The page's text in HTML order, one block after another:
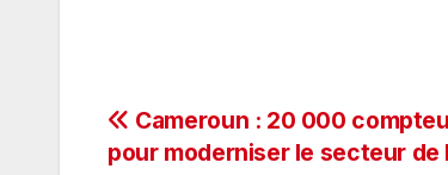
Navigation
Cameroun : 20 000
pour moderniser le secteur de